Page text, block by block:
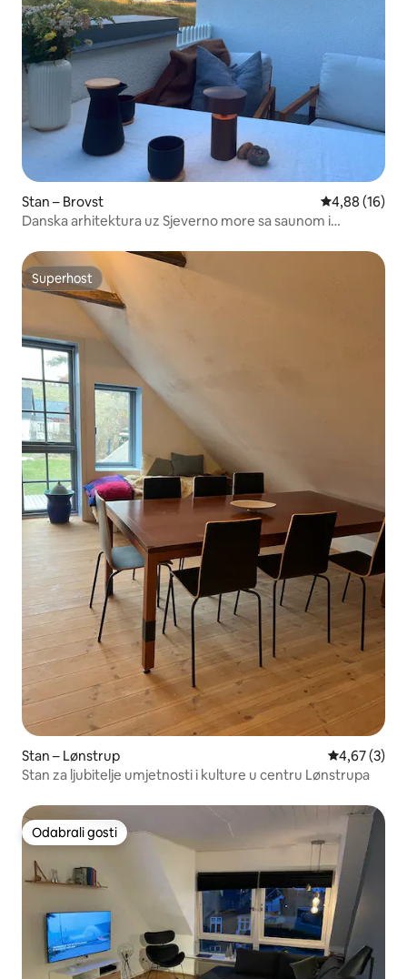
Stan – Brovst Prosječna
4,88 (16)
Danska arhitektura uz Sjeverno more sa saunom i
Superhost
Superhost
Stan – Lønstrup Prosječna
4,67 (3)
Stan za ljubitelje umjetnosti i kulture u centru Lønstrupa
Odabrali gosti
Odabrali gosti